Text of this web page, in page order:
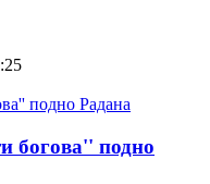
богова'' подно